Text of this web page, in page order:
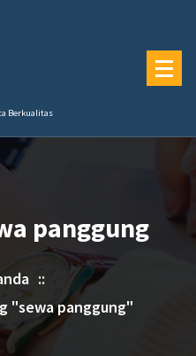
Berkualitas
panggung
::
"sewa panggung"